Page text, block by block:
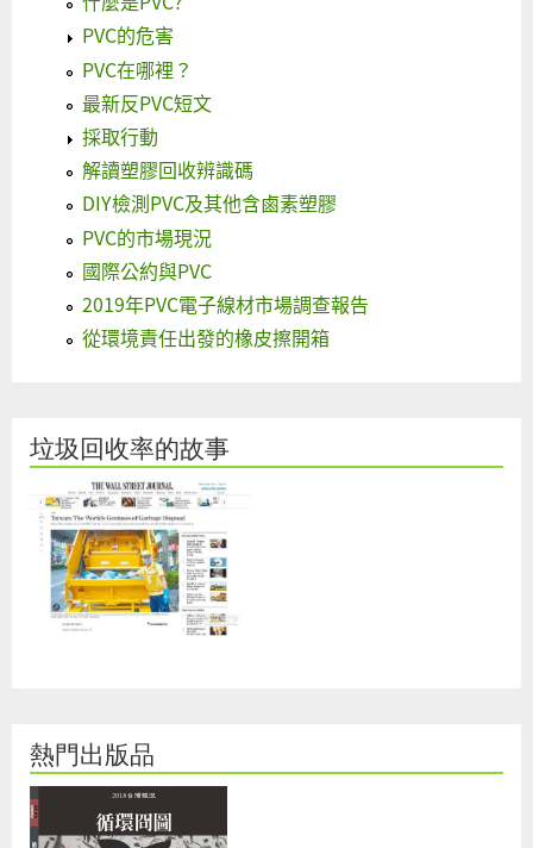
PVC的危害
PVC在哪裡？
最新反PVC短文
採取行動
解讀塑膠回收辨識碼
DIY檢測PVC及其他含鹵素塑膠
PVC的市場現況
國際公約與PVC
2019年PVC電子線材市場調查報告
從環境責任出發的橡皮擦開箱
垃圾回收率的故事
熱門出版品